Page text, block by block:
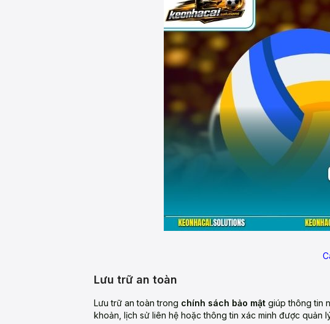
Lưu trữ an toàn
Lưu trữ an toàn trong chính sách bảo mật giúp thông tin
khoản, lịch sử liên hệ hoặc thông tin xác minh được quản